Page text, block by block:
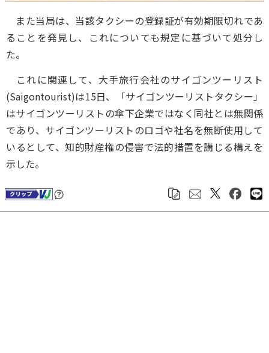
また当局は、当該タクシーの登録証が有効期限切れであ
ることを発見し、これについても規定に基づいて処分し
た。
これに関連して、大手旅行会社のサイゴンツーリスト
(Saigontourist)は15日、「サイゴンツーリストタクシー」
はサイゴンツーリストの傘下企業ではなく同社とは無関係
であり、サイゴンツーリストのロゴや社名を無断使用して
いるとして、知的財産権の侵害で法的措置を講じる構えを
示した。